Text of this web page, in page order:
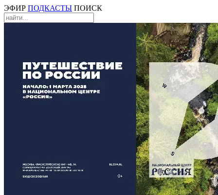
ЭФИР ПОДКАСТЫ ПОИСК